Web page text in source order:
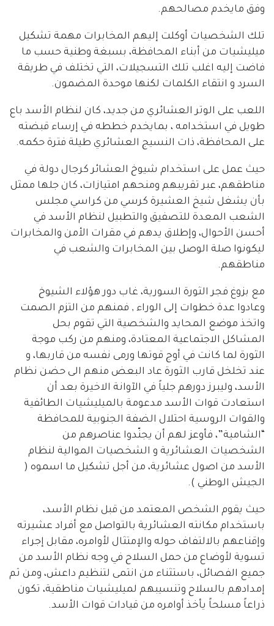
وفق مايخدم مصالحهم.
تلك الشخصيات أوكلت إليهم المخابرات مهمة تشكيل
ميليشيات من أبناء المحافظة، بسبغة وطنية حسب ما
فاضت إليه اغلب تلك التسجيلات، التي تختلف في طريقة
السرد و انتقاء الكلمات لكنها موحدة المضمون.
اللعب على الوتر العشائري من جديد، كان لنظام الأسد باع
طويل في استخدامه ، بمايخدم خططه في إرساء قبضته
على المحافظة، ذات النسيج العشائري طيلة فترة حكمه.
حيث عمل على استخدام شيوخ العشائر كرجال دولة في
مناطقهم، عبر تقريبهم ومنحهم امتيازات، كان جلها ممثل
بأن يشغل شيخ العشيرة كرسي من كراسي مجلس
الشعب المعدة للتصفيق والتطبيل لنظام الأسد في
أحسن الأحوال، وإطلاق يدهم في مقرات الأمن والمخابرات
ليكونوا صلة الوصل بين المخابرات والشعب في
مناطقهم.
مع بزوغ فجر الثورة السورية، غاب دور هؤلاء الشيوخ
وعادوا عدة خطوات إلى الوراء , فمنهم من التزم الصمت
واتخذ موضع المحايد والشخصية التي تقوم بحل
المشاكل الاجتماعية المعتادة، ومنهم من ركب موجة
الثورة لما كانت في أوج قوتها ورمى نفسه من قاربها، و
عند تخلخل قارب الثورة عاد البعض منهم الى حضن نظام
الأسد، وليبرز دورهم جلياً في الآوانة الاخيرة بعد أن
استعادت قوات الأسد مدعومة بالميليشيات الطائفية
والقوات الروسية احتلال الضفة الجنوبية للمحافظة
“الشامية”، فأوعز لهم أن يجنّدوا عناصرهم من
الشخصيات العشائرية و الشخصيات الموالية لنظام
الأسد من اصول عشائرية، من أجل تشكيل ما اسموه (
الجيش الوطني ).
حيث يقوم الشخص المعتمد من قبل نظام الأسد،
باستخدام مكانته العشائرية بالتواصل مع أفراد عشيرته
وإقناعهم بالالتفاف حوله والإمتثال لأوامره، مقابل إجراء
تسوية لأوضاع من حمل السلاح في وجه نظام الأسد من
جميع الفصائل، باستثناء من انتمى لتنظيم داعش، ومن ثم
إمدادهم بالسلاح وتنسيبهم لميليشيات مناطقية، تكون
ذراعاً مسلحاً يأخذ أوامره من قيادات قوات الأسد.